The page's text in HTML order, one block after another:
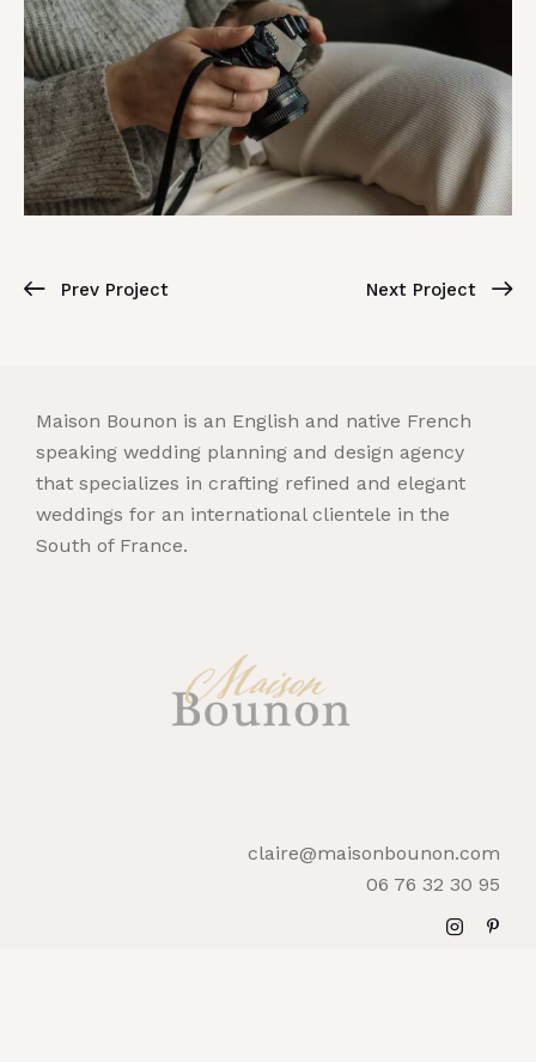
Prev Project Next Project
Maison Bounon is an English and native French
speaking wedding planning and design agency
that specializes in crafting refined and elegant
weddings for an international clientele in the
South of France.
claire@maisonbounon.com
06 76 32 30 95